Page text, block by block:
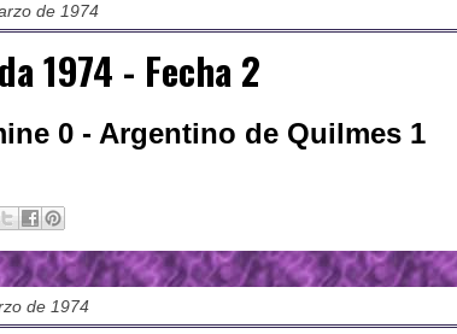
de 1974
1974 - Fecha 2
0 - Argentino de Quilmes 1
de 1974